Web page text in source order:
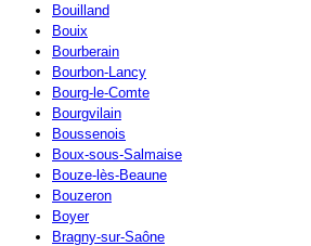
Bouilland
Bouix
Bourberain
Bourbon-Lancy
Bourg-le-Comte
Bourgvilain
Boussenois
Boux-sous-Salmaise
Bouze-lès-Beaune
Bouzeron
Boyer
Bragny-sur-Saône